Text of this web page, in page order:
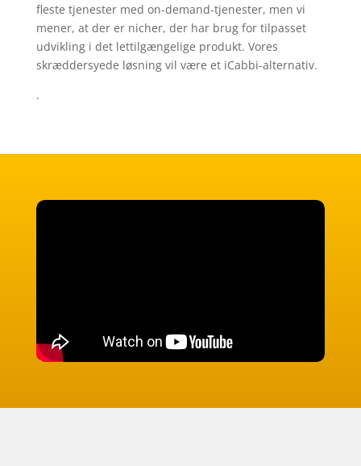
fleste tjenester med on-demand-tjenester, men vi
mener, at der er nicher, der har brug for tilpasset
udvikling i det lettilgængelige produkt. Vores
skræddersyede løsning vil være et iCabbi-alternativ.
.